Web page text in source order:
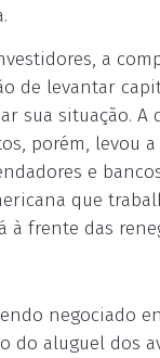
a
de levantar
sua situação. A
porém, levou a
e
que
à frente das
negociado
do aluguel dos